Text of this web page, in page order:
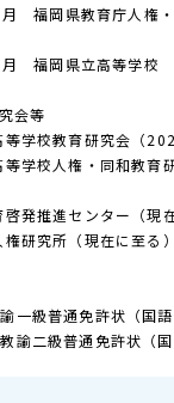
福岡県教育庁人権
福岡県立高等学校
会等
学校教育研究会（
学校人権・同和教育
発推進センター（現在
研究所（現在に至る）
一級普通免許状（国
二級普通免許状（国